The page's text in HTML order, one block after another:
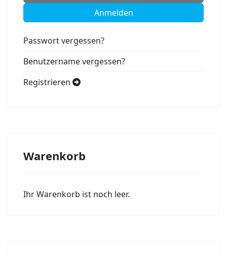
Anmelden
Passwort vergessen?
Benutzername vergessen?
Registrieren
Warenkorb
Ihr Warenkorb ist noch leer.